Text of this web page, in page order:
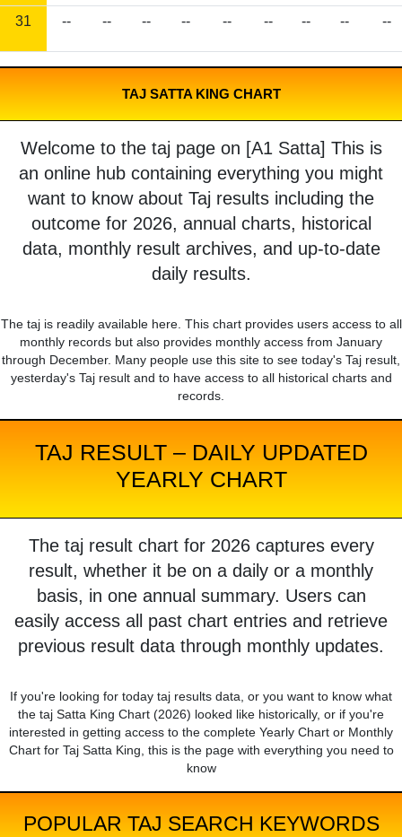
31 -- -- -- -- -- -- -- -- --
TAJ SATTA KING CHART
Welcome to the taj page on [A1 Satta] This is
an online hub containing everything you might
want to know about Taj results including the
outcome for 2026, annual charts, historical
data, monthly result archives, and up-to-date
daily results.
The taj is readily available here. This chart provides users access to all
monthly records but also provides monthly access from January
through December. Many people use this site to see today's Taj result,
yesterday's Taj result and to have access to all historical charts and
records.
TAJ RESULT – DAILY UPDATED
YEARLY CHART
The taj result chart for 2026 captures every
result, whether it be on a daily or a monthly
basis, in one annual summary. Users can
easily access all past chart entries and retrieve
previous result data through monthly updates.
If you're looking for today taj results data, or you want to know what
the taj Satta King Chart (2026) looked like historically, or if you're
interested in getting access to the complete Yearly Chart or Monthly
Chart for Taj Satta King, this is the page with everything you need to
know
POPULAR TAJ SEARCH KEYWORDS